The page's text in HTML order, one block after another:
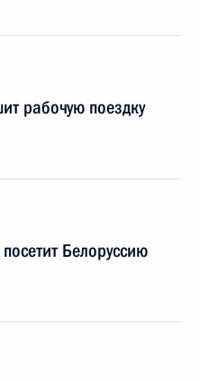
рабочую поездку
Белоруссию